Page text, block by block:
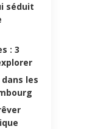
séduit
: 3
les